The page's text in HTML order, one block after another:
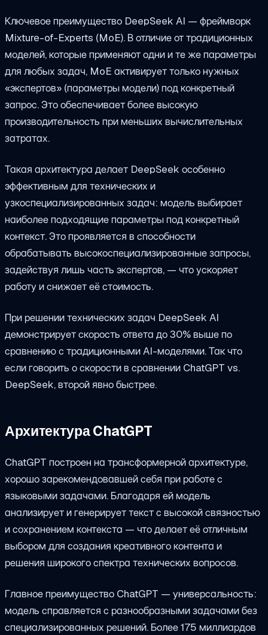
Ключевое преимущество DeepSeek AI — фреймворк
Mixture-of-Experts (MoE). В отличие от традиционных
моделей, которые применяют одни и те же параметры
для любых задач, MoE активирует только нужных
«экспертов» (параметры модели) под конкретный
запрос. Это обеспечивает более высокую
производительность при меньших вычислительных
затратах.
Такая архитектура делает DeepSeek особенно
эффективным для технических и
узкоспециализированных задач: модель выбирает
наиболее подходящие параметры под конкретный
контекст. Это проявляется в способности
обрабатывать высокоспециализированные запросы,
задействуя лишь часть экспертов, — что ускоряет
работу и снижает её стоимость.
При решении технических задач DeepSeek AI
демонстрирует скорость ответа до 30% выше по
сравнению с традиционными AI-моделями. Так что
если говорить о скорости в сравнении ChatGPT vs.
DeepSeek, второй явно быстрее.
Архитектура ChatGPT
ChatGPT построен на трансформерной архитектуре,
хорошо зарекомендовавшей себя при работе с
языковыми задачами. Благодаря ей модель
анализирует и генерирует текст с высокой связностью
и сохранением контекста — что делает её отличным
выбором для создания креативного контента и
решения широкого спектра технических вопросов.
Главное преимущество ChatGPT — универсальность:
модель справляется с разнообразными задачами без
специализированных решений. Более 175 миллиардов